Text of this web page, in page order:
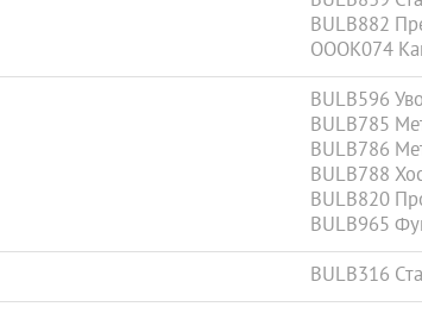
BULB882
OOOK074
BULB596
BULB785
BULB786
BULB788
BULB820
BULB965
BULB316